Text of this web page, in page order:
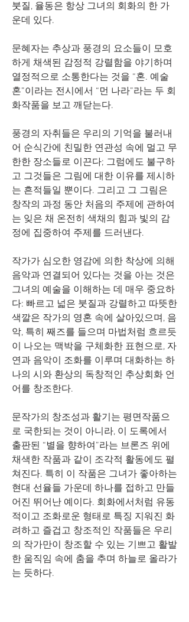
붓질, 율동은 항상 그녀의 회화의 한 가
운데 있다.
문혜자는 추상과 풍경의 요소들이 모호
하게 채색된 감정적 강렬함을 야기하며
열정적으로 소통한다는 것을 “혼. 예술
혼”이라는 전시에서 “먼 나라”라는 두 회
화작품을 보고 깨닫는다.
풍경의 자취들은 우리의 기억을 불러내
어 순식간에 친밀한 연관성 속에 멀고 무
한한 장소들로 이끈다; 그럼에도 불구하
고 그것들은 그림에 대한 이유를 제시하
는 흔적들일 뿐이다. 그리고 그 그림은
창작의 과정 동안 처음의 주제에 관하여
는 잊은 채 온전히 색채의 힘과 빛의 감
정에 집중하여 주제를 드러낸다.
작가가 심오한 영감에 의한 착상에 의해
음악과 연결되어 있다는 것을 아는 것은
그녀의 예술을 이해하는 데 매우 중요하
다: 빠르고 넓은 붓질과 강렬하고 따뜻한
색깔은 작가의 영혼 속에 살아있으며, 음
악, 특히 째즈를 들으며 마법처럼 흐르듯
이 나오는 맥박을 구체화한 표현으로, 자
연과 음악이 조화를 이루며 대화하는 하
나의 시와 환상의 독창적인 추상회화 언
어를 창조한다.
문작가의 창조성과 활기는 평면작품으
로 국한되는 것이 아니라, 이 도록에서
출판된 “별을 향하여”라는 브론즈 위에
채색한 작품과 같이 조각적 활동에도 펼
쳐진다. 특히 이 작품은 그녀가 좋아하는
현대 선율들 가운데 하나를 접하고 만들
어진 뛰어난 예이다. 회화에서처럼 유동
적이고 조화로운 형태로 특징 지워진 화
려하고 즐겁고 창조적인 작품들은 우리
의 작가만이 창조할 수 있는 기쁘고 활발
한 움직임 속에 춤을 추며 하늘로 올라가
는 듯하다.